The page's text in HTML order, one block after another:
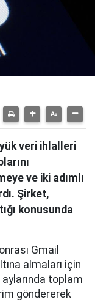
veri ihlalleri
ve iki adımlı
Şirket,
konusunda
Gmail
almaları için
toplam
göndererek